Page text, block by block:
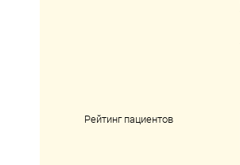
Рейтинг пациентов